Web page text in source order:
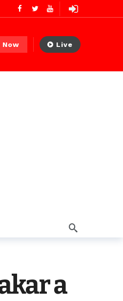
Now Live
a